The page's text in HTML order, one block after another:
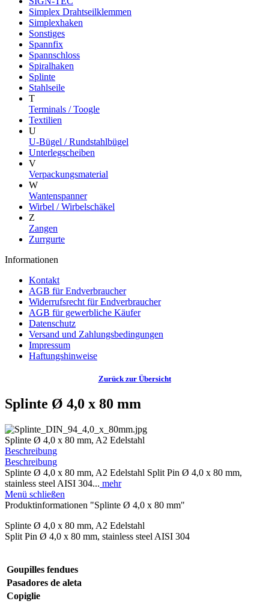
Simplex Drahtseilklemmen
Simplexhaken
Sonstiges
Spannfix
Spannschloss
Spiralhaken
Splinte
Stahlseile
T
Terminals / Toogle
Textilien
U
U-Bügel / Rundstahlbügel
Unterlegscheiben
V
Verpackungsmaterial
W
Wantenspanner
Wirbel / Wirbelschäkel
Z
Zangen
Zurrgurte
Informationen
Kontakt
AGB für Endverbraucher
Widerrufsrecht für Endverbraucher
AGB für gewerbliche Käufer
Datenschutz
Versand und Zahlungsbedingungen
Impressum
Haftungshinweise
Zurück zur Übersicht
Splinte Ø 4,0 x 80 mm
Splinte Ø 4,0 x 80 mm, A2 Edelstahl
Beschreibung
Beschreibung
Splinte Ø 4,0 x 80 mm, A2 Edelstahl Split Pin Ø 4,0 x 80 mm,
stainless steel AISI 304... mehr
Menü schließen
Produktinformationen "Splinte Ø 4,0 x 80 mm"
Splinte Ø 4,0 x 80 mm, A2 Edelstahl
Split Pin Ø 4,0 x 80 mm, stainless steel AISI 304
Goupilles fendues
Pasadores de aleta
Copiglie